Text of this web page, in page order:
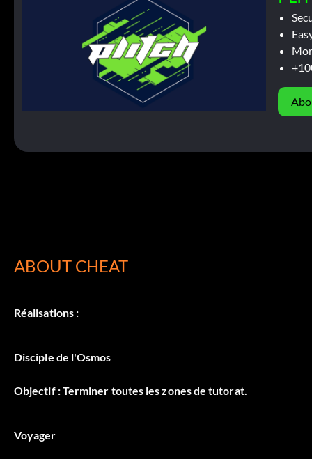
ABOUT CHEAT
Réalisations :
Disciple de l'Osmos
Objectif : Terminer toutes les zones de tutorat.
Voyager